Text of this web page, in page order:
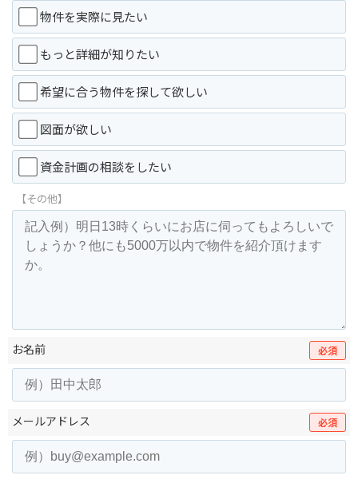
物件を実際に見たい
もっと詳細が知りたい
希望に合う物件を探して欲しい
図面が欲しい
資金計画の相談をしたい
【その他】
お名前 必須
メールアドレス 必須